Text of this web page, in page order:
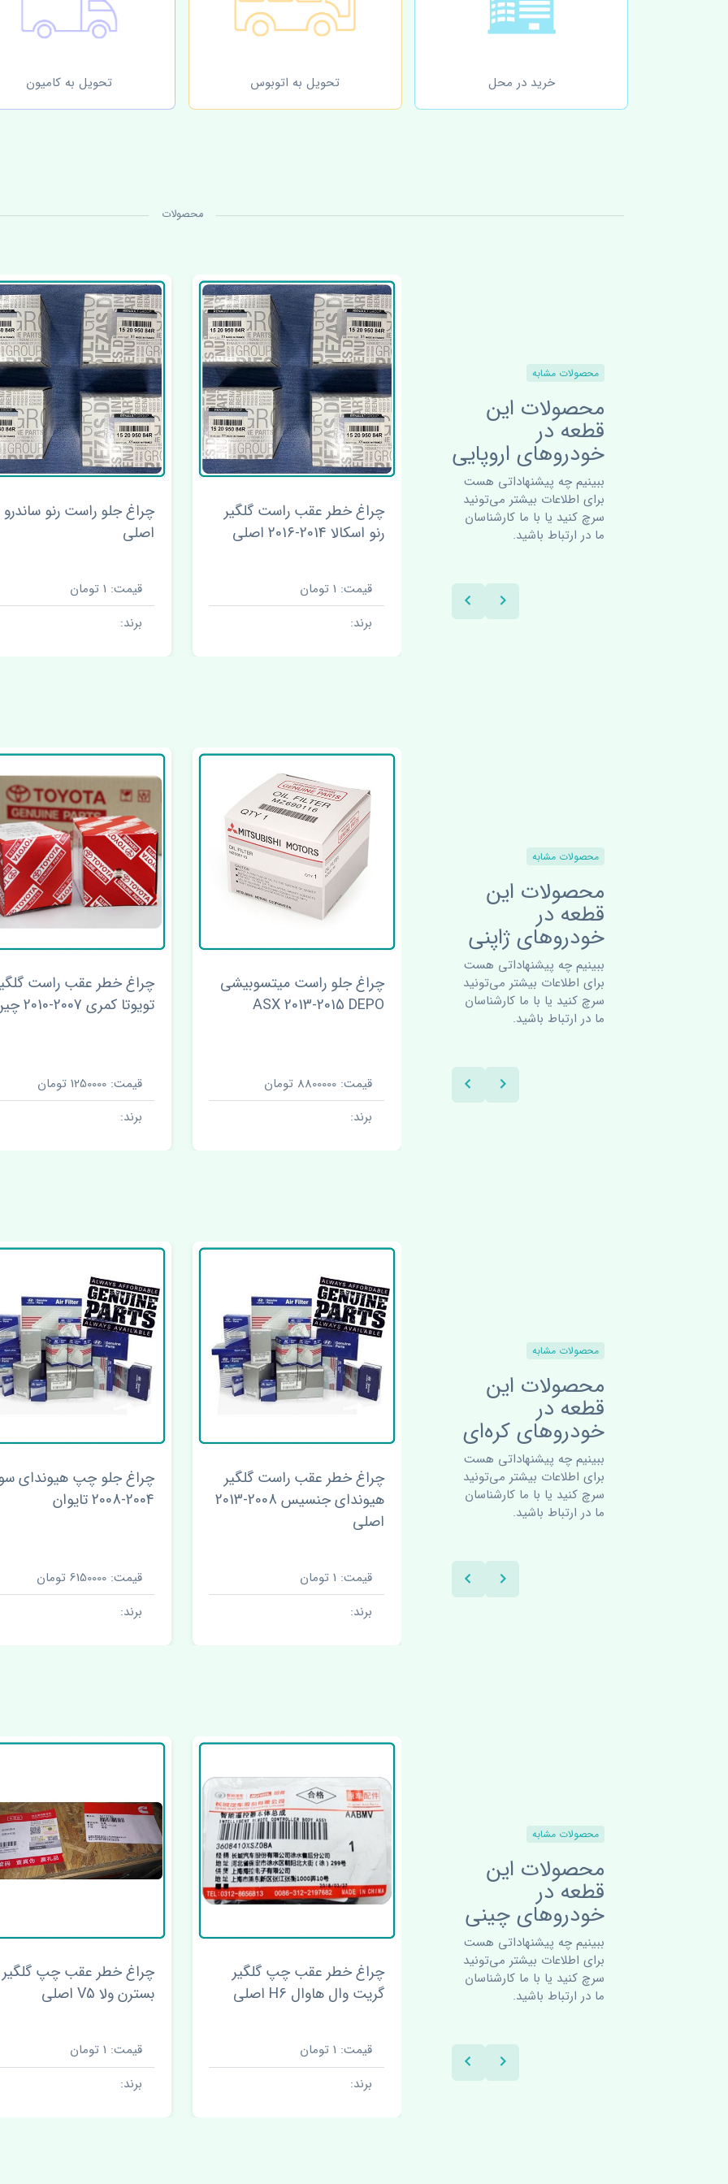
خرید در محل تحویل به اتوبوس تحویل به کامیون
محصولات
محصولات مشابه
محصولات این
قطعه در
خودروهای اروپایی
ببینیم چه پیشنهاداتی هست
برای اطلاعات بیشتر می‌تونید
سرچ کنید یا با ما کارشناسان
ما در ارتباط باشید.
چراغ خطر عقب راست گلگیر
رنو اسکالا 2014-2016 اصلی
چراغ جلو راست رنو ساندرو
اصلی
قیمت: 1 تومان
برند:
چراغ خطر عقب چپ گلگیر
ساندرو اصلی
قیمت: 1 تومان
برند:
محصولات مشابه
محصولات این
قطعه در
خودروهای ژاپنی
ببینیم چه پیشنهاداتی هست
برای اطلاعات بیشتر می‌تونید
سرچ کنید یا با ما کارشناسان
ما در ارتباط باشید.
چراغ جلو راست میتسوبیشی
ASX 2013-2015 DEPO
چراغ خطر عقب راست گلگیر
تویوتا کمری 2007-2010 چین
قیمت: 1250000 تومان
برند:
چراغ جلو چپ
اصلی
قیمت: 1 تومان
برند:
محصولات مشابه
محصولات این
قطعه در
خودروهای کره‌ای
ببینیم چه پیشنهاداتی هست
برای اطلاعات بیشتر می‌تونید
سرچ کنید یا با ما کارشناسان
ما در ارتباط باشید.
چراغ خطر عقب راست گلگیر
هیوندای جنسیس 2008-2013
اصلی
چراغ جلو چپ هیوندای سوناتا
2004-2008 تایوان
قیمت: 6150000 تومان
برند:
چراغ جلو راست سانگ یانگ
اکتیون اصلی
قیمت: 27500000 تومان
برند:
محصولات مشابه
محصولات این
قطعه در
خودروهای چینی
ببینیم چه پیشنهاداتی هست
برای اطلاعات بیشتر می‌تونید
سرچ کنید یا با ما کارشناسان
ما در ارتباط باشید.
چراغ خطر عقب چپ گلگیر
گریت وال هاوال H6 اصلی
چراغ خطر عقب چپ گلگیر
بسترن ولا V5 اصلی
قیمت: 1 تومان
اصلی
قیمت: 1 تومان